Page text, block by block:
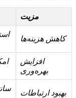
مزیت
کاهش هزینه‌ها
افزایش
بهره‌وری
بهبود ارتباطات